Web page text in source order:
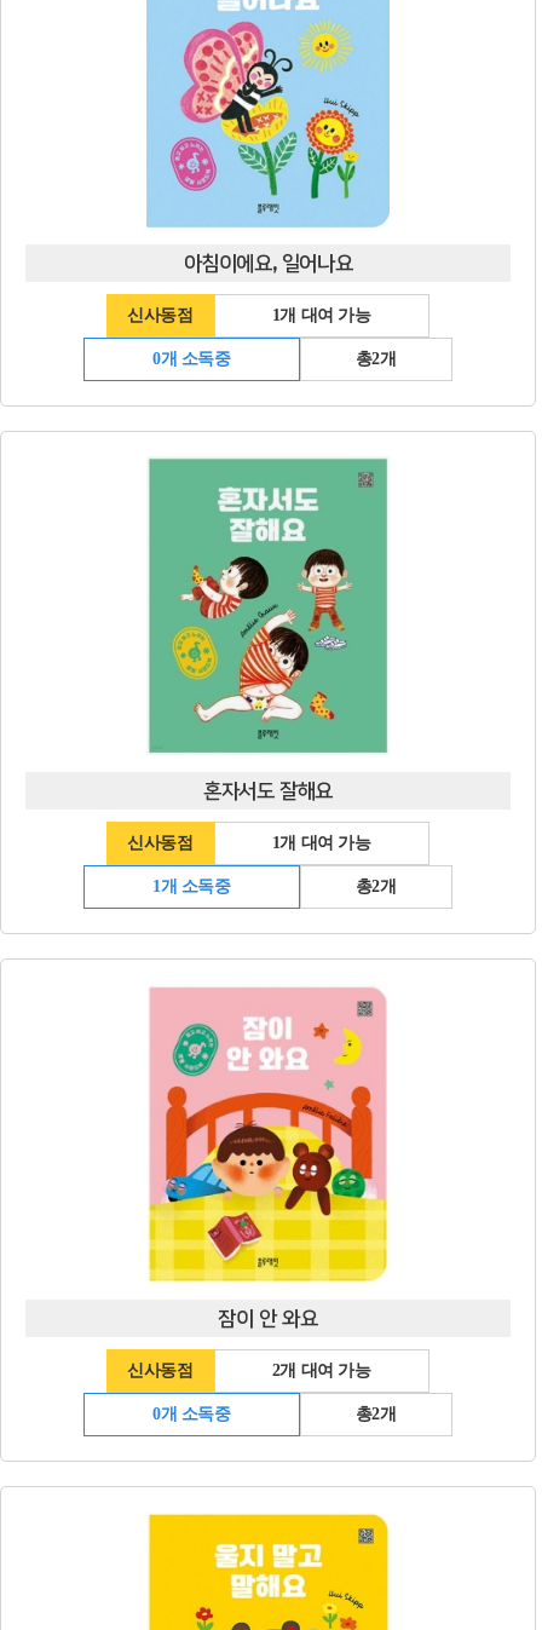
아침이에요, 일어나요
신사동점 1개 대여 가능
0개 소독중 총2개
혼자서도 잘해요
신사동점 1개 대여 가능
1개 소독중 총2개
잠이 안 와요
신사동점 2개 대여 가능
0개 소독중 총2개